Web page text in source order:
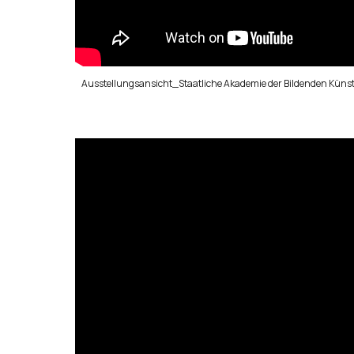
Ausstellungsansicht_Staatliche Akademie der Bildenden